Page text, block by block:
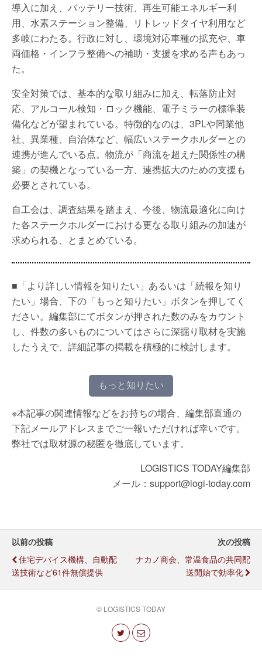
導入に加え、バッテリー技術、再生可能エネルギー利
用、水素ステーション整備、リトレッドタイヤ利用など
多岐にわたる。行政に対し、環境対応車種の拡充や、車
両価格・インフラ整備への補助・支援を求める声もあっ
た。
安全対策では、基本的な取り組みに加え、転落防止対
応、アルコール検知・ロック機能、電子ミラーの標準装
備化などが望まれている。特徴的なのは、3PLや同業他
社、異業種、自治体など、幅広いステークホルダーとの
連携が進んでいる点。物流が「商流を超えた関係性の構
築」の契機となっている一方、連携拡大のための支援も
必要とされている。
自工会は、調査結果を踏まえ、今後、物流最適化に向け
た各ステークホルダーにおける更なる取り組みの加速が
求められる、とまとめている。
■「より詳しい情報を知りたい」あるいは「続報を知り
たい」場合、下の「もっと知りたい」ボタンを押してく
ださい。編集部にてボタンが押された数のみをカウント
し、件数の多いものについてはさらに深掘り取材を実施
したうえで、詳細記事の掲載を積極的に検討します。
もっと知りたい
※本記事の関連情報などをお持ちの場合、編集部直通の
下記メールアドレスまでご一報いただければ幸いです。
弊社では取材源の秘匿を徹底しています。
LOGISTICS TODAY編集部
メール：support@logi-today.com
以前の投稿
住宅デバイス機構、自動配
送技術など61件無償提供
次の投稿
ナカノ商会、常温食品の共同配
送開始で効率化
© LOGISTICS TODAY